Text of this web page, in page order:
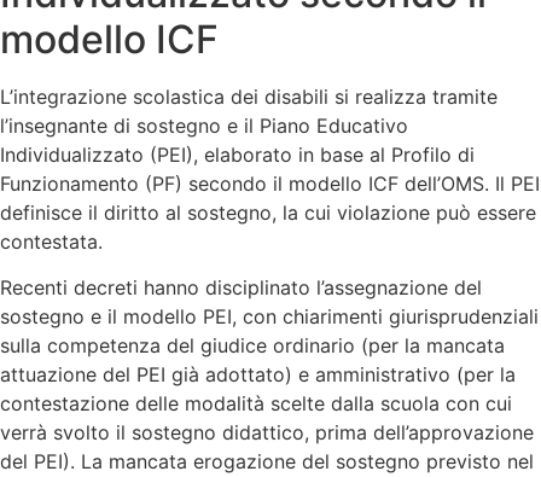
modello ICF
L’integrazione scolastica dei disabili si realizza tramite
l’insegnante di sostegno e il Piano Educativo
Individualizzato (PEI), elaborato in base al Profilo di
Funzionamento (PF) secondo il modello ICF dell’OMS. Il PEI
definisce il diritto al sostegno, la cui violazione può essere
contestata.
Recenti decreti hanno disciplinato l’assegnazione del
sostegno e il modello PEI, con chiarimenti giurisprudenziali
sulla competenza del giudice ordinario (per la mancata
attuazione del PEI già adottato) e amministrativo (per la
contestazione delle modalità scelte dalla scuola con cui
verrà svolto il sostegno didattico, prima dell’approvazione
del PEI). La mancata erogazione del sostegno previsto nel